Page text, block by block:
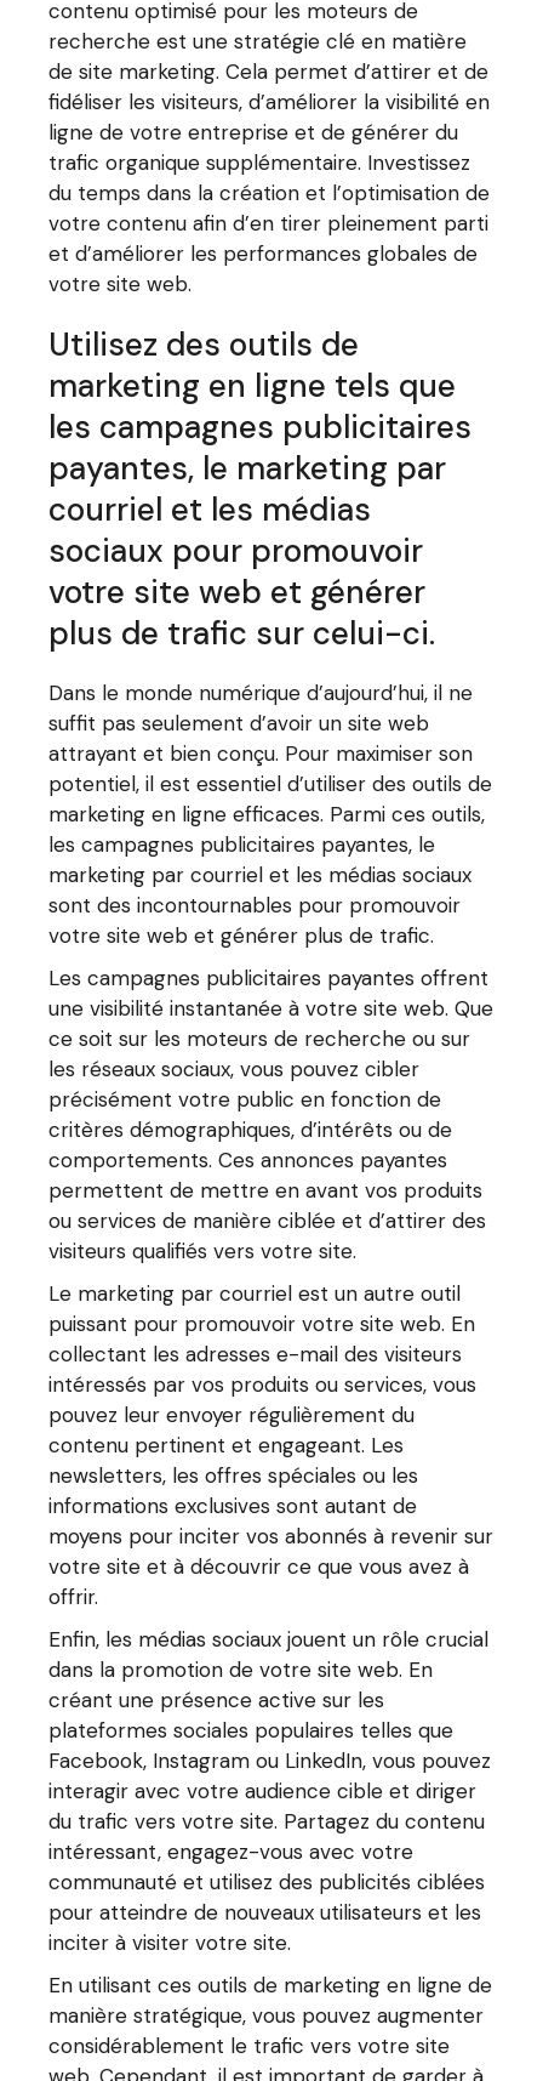
contenu optimisé pour les moteurs de
recherche est une stratégie clé en matière
de site marketing. Cela permet d’attirer et de
fidéliser les visiteurs, d’améliorer la visibilité en
ligne de votre entreprise et de générer du
trafic organique supplémentaire. Investissez
du temps dans la création et l’optimisation de
votre contenu afin d’en tirer pleinement parti
et d’améliorer les performances globales de
votre site web.
Utilisez des outils de
marketing en ligne tels que
les campagnes publicitaires
payantes, le marketing par
courriel et les médias
sociaux pour promouvoir
votre site web et générer
plus de trafic sur celui-ci.
Dans le monde numérique d’aujourd’hui, il ne
suffit pas seulement d’avoir un site web
attrayant et bien conçu. Pour maximiser son
potentiel, il est essentiel d’utiliser des outils de
marketing en ligne efficaces. Parmi ces outils,
les campagnes publicitaires payantes, le
marketing par courriel et les médias sociaux
sont des incontournables pour promouvoir
votre site web et générer plus de trafic.
Les campagnes publicitaires payantes offrent
une visibilité instantanée à votre site web. Que
ce soit sur les moteurs de recherche ou sur
les réseaux sociaux, vous pouvez cibler
précisément votre public en fonction de
critères démographiques, d’intérêts ou de
comportements. Ces annonces payantes
permettent de mettre en avant vos produits
ou services de manière ciblée et d’attirer des
visiteurs qualifiés vers votre site.
Le marketing par courriel est un autre outil
puissant pour promouvoir votre site web. En
collectant les adresses e-mail des visiteurs
intéressés par vos produits ou services, vous
pouvez leur envoyer régulièrement du
contenu pertinent et engageant. Les
newsletters, les offres spéciales ou les
informations exclusives sont autant de
moyens pour inciter vos abonnés à revenir sur
votre site et à découvrir ce que vous avez à
offrir.
Enfin, les médias sociaux jouent un rôle crucial
dans la promotion de votre site web. En
créant une présence active sur les
plateformes sociales populaires telles que
Facebook, Instagram ou LinkedIn, vous pouvez
interagir avec votre audience cible et diriger
du trafic vers votre site. Partagez du contenu
intéressant, engagez-vous avec votre
communauté et utilisez des publicités ciblées
pour atteindre de nouveaux utilisateurs et les
inciter à visiter votre site.
En utilisant ces outils de marketing en ligne de
manière stratégique, vous pouvez augmenter
considérablement le trafic vers votre site
web. Cependant, il est important de garder à